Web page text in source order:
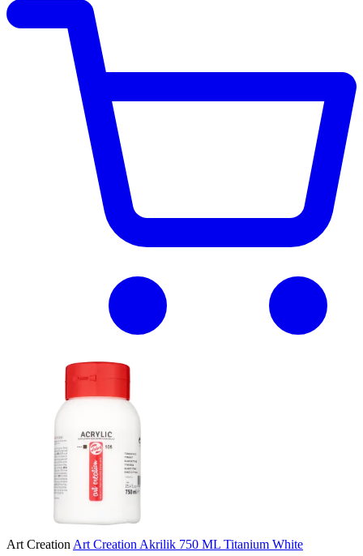
Art Creation Art Creation Akrilik 750 ML Titanium White